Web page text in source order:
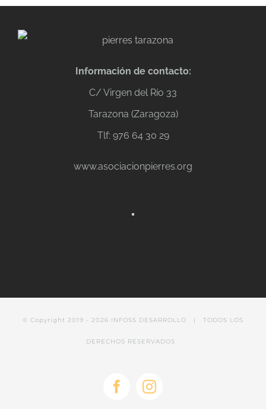
Información de contacto:
C/ Virgen del Río 33
Tarazona (Zaragoza)
Tlf: 976 64 30 29
www.asociacionpierres.org
© Copyright 2019 - 2026 INFOSS DESARROLLO | TODOS LOS
DERECHOS RESERVADOS
FacebookInstagram